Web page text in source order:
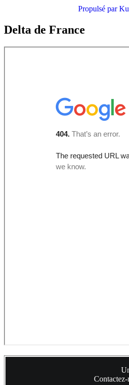
Propulsé par
Delta de France
Contactez-